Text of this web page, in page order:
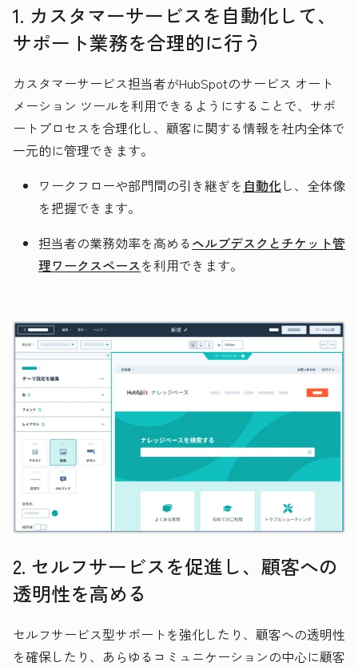
1. カスタマーサービスを自動化して、
サポート業務を合理的に行う
カスタマーサービス担当者がHubSpotのサービス オート
メーション ツールを利用できるようにすることで、サポ
ートプロセスを合理化し、顧客に関する情報を社内全体で
一元的に管理できます。
ワークフローや部門間の引き継ぎを 自動化し、全体像
を把握できます。
担当者の業務効率を高めるヘルプデスクとチケット管
理ワークスペースを利用できます。
2. セルフサービスを促進し、顧客への
透明性を高める
セルフサービス型サポートを強化したり、顧客への透明性
を確保したり、あらゆるコミュニケーションの中心に顧客